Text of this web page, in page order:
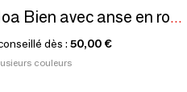
Théière Hoa Bien avec anse en rotin
dès : 50,00 €
couleurs